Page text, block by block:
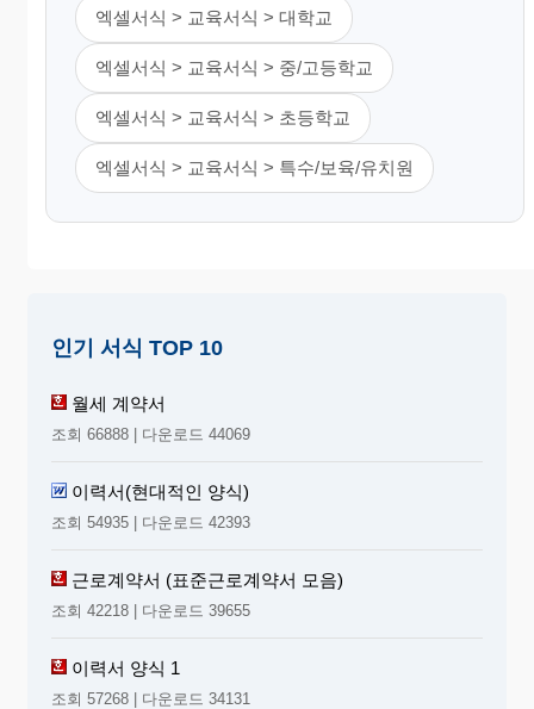
엑셀서식 > 교육서식 > 대학교
엑셀서식 > 교육서식 > 중/고등학교
엑셀서식 > 교육서식 > 초등학교
엑셀서식 > 교육서식 > 특수/보육/유치원
인기 서식 TOP 10
월세 계약서
조회 66888 | 다운로드 44069
이력서(현대적인 양식)
조회 54935 | 다운로드 42393
근로계약서 (표준근로계약서 모음)
조회 42218 | 다운로드 39655
이력서 양식 1
조회 57268 | 다운로드 34131